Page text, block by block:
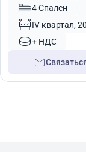
551604 Спален
IV квартал,
+ НДС